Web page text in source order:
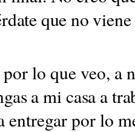
que no
lo que veo, a
a mi casa a
entregar por lo